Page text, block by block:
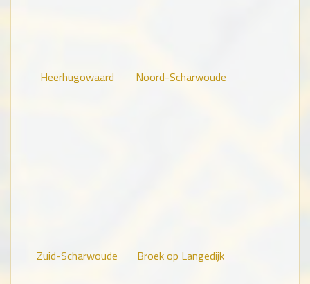
Heerhugowaard Noord-Scharwoude
Zuid-Scharwoude Broek op Langedijk